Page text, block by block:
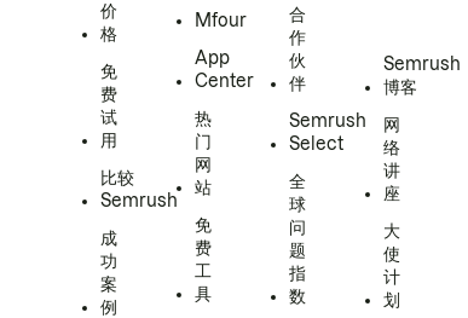
价
格
免
费
试
用
比较
Semrush
成
功
案
例
Mfour
App
Center
热
门
网
站
免
费
工
具
合
作
伙
伴
Semrush
Select
全
球
问
题
指
数
Semrush
博客
网
络
讲
座
大
使
计
划